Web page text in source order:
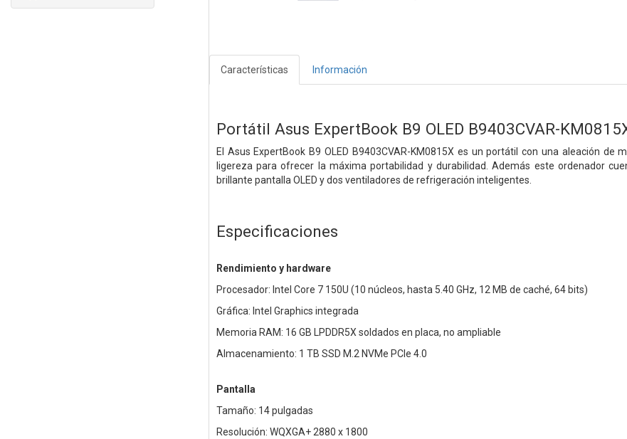
Características Información
Portátil Asus ExpertBook B9 OLED B9403CVAR-
El Asus ExpertBook B9 OLED B9403CVAR-KM0815X es un portátil con una aleación
ligereza para ofrecer la máxima portabilidad y durabilidad. Además este ordenador
brillante pantalla OLED y dos ventiladores de refrigeración inteligentes.
Especificaciones
Rendimiento y hardware
Procesador: Intel Core 7 150U (10 núcleos, hasta 5.40 GHz, 12 MB de caché, 64 bits)
Gráfica: Intel Graphics integrada
Memoria RAM: 16 GB LPDDR5X soldados en placa, no ampliable
Almacenamiento: 1 TB SSD M.2 NVMe PCIe 4.0
Pantalla
Tamaño: 14 pulgadas
Resolución: WQXGA+ 2880 x 1800